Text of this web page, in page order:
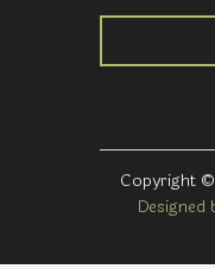
Copyright
Designed